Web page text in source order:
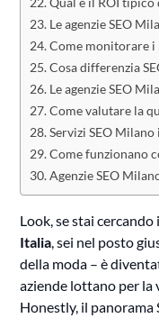
Le agenzie SEO
Come monitorare i
Cosa differenzia
Le agenzie SEO
Come valutare la
Servizi SEO
Come funzionano
Agenzie SEO
Look, se stai cercando i
Italia , sei nel posto
della moda – è
aziende lottano per la
Honestly, il panorama